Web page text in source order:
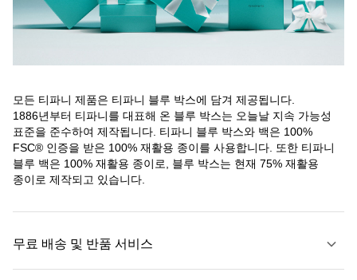
모든 티파니 제품은 티파니 블루 박스에 담겨 제공됩니다.
1886년부터 티파니를 대표해 온 블루 박스는 오늘날 지속 가능성
표준을 준수하여 제작됩니다. 티파니 블루 박스와 백은 100%
FSC® 인증을 받은 100% 재활용 종이를 사용합니다. 또한 티파니
블루 백은 100% 재활용 종이로, 블루 박스는 현재 75% 재활용
종이로 제작되고 있습니다.
무료 배송 및 반품 서비스